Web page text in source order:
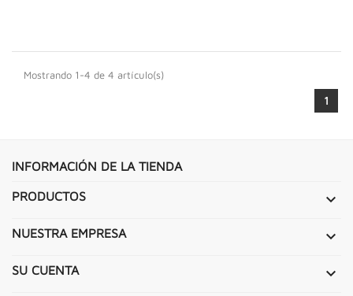
Mostrando 1-4 de 4 artículo(s)
1
INFORMACIÓN DE LA TIENDA
PRODUCTOS 
NUESTRA EMPRESA 
SU CUENTA 